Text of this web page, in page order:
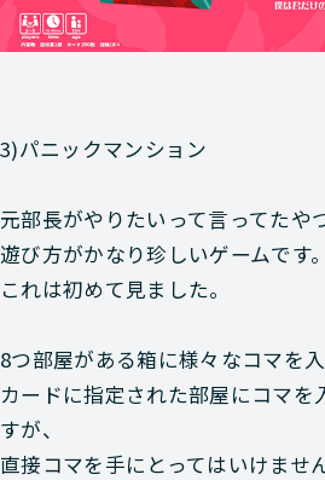
3)パニックマンション
元部長がやりたいって言ってたや
遊び方がかなり珍しいゲームです。
これは初めて見ました。
8つ部屋がある箱に様々なコマを入
カードに指定された部屋にコマを
すが、
直接コマを手にとってはいけません